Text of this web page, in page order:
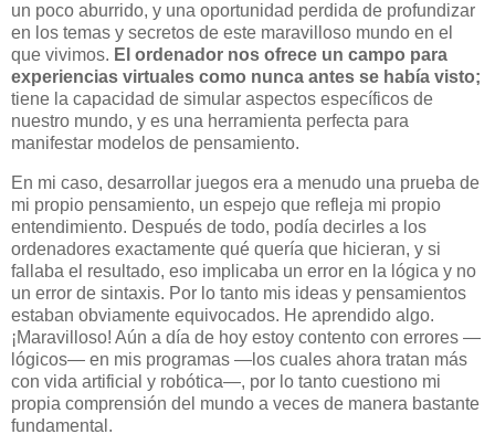
un poco aburrido, y una oportunidad perdida de profundizar
en los temas y secretos de este maravilloso mundo en el
que vivimos. El ordenador nos ofrece un campo para
experiencias virtuales como nunca antes se había visto;
tiene la capacidad de simular aspectos específicos de
nuestro mundo, y es una herramienta perfecta para
manifestar modelos de pensamiento.
En mi caso, desarrollar juegos era a menudo una prueba de
mi propio pensamiento, un espejo que refleja mi propio
entendimiento. Después de todo, podía decirles a los
ordenadores exactamente qué quería que hicieran, y si
fallaba el resultado, eso implicaba un error en la lógica y no
un error de sintaxis. Por lo tanto mis ideas y pensamientos
estaban obviamente equivocados. He aprendido algo.
¡Maravilloso! Aún a día de hoy estoy contento con errores —
lógicos— en mis programas —los cuales ahora tratan más
con vida artificial y robótica—, por lo tanto cuestiono mi
propia comprensión del mundo a veces de manera bastante
fundamental.